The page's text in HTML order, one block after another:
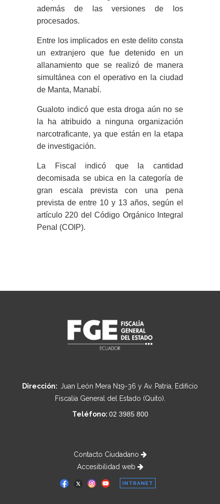
además de las versiones de los
procesados.
Entre los implicados en este delito consta
un extranjero que fue detenido en un
allanamiento que se realizó de manera
simultánea con el operativo en la ciudad
de Manta, Manabí.
Gualoto indicó que esta droga aún no se
la ha atribuido a ninguna organización
narcotraficante, ya que están en la etapa
de investigación.
La Fiscal indicó que la cantidad
decomisada se ubica en la categoría de
gran escala prevista con una pena
prevista de entre 10 y 13 años, según el
artículo 220 del Código Orgánico Integral
Penal (COIP).
Dirección: Juan León Mera N19-36 y Av. Patria, Edificio
Fiscalía General del Estado (Quito).
Teléfono: 02 3985 800
Contacto Ciudadano
Accesibilidad web
INTRANET